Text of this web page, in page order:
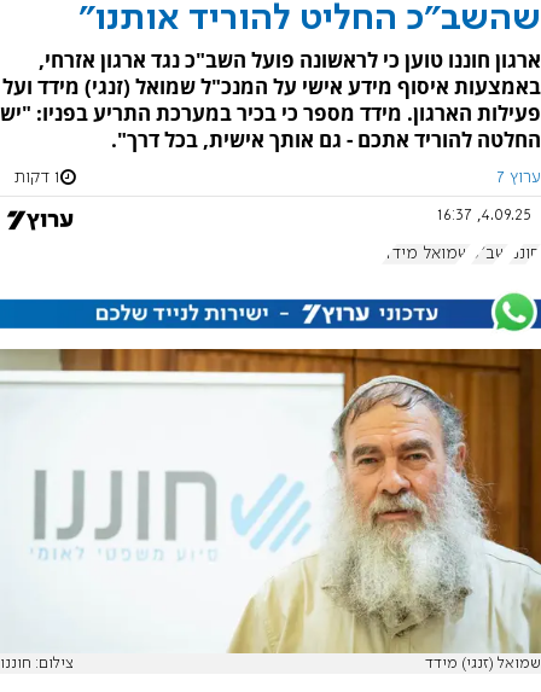
שהשב"כ החליט להוריד אותנו"
ארגון חוננו טוען כי לראשונה פועל השב"כ נגד ארגון אזרחי,
באמצעות איסוף מידע אישי על המנכ"ל שמואל (זנגי) מידד ועל
פעילות הארגון. מידד מספר כי בכיר במערכת התריע בפניו: "יש
החלטה להוריד אתכם - גם אותך אישית, בכל דרך".
ערוץ 7 1 דקות
4.09.25, 16:37
חוננו שב"כ שמואל מידד
שמואל (זנגי) מידד צילום: חוננו